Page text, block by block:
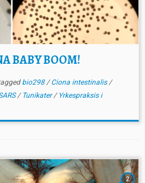
BABY BOOM!
bio298/Ciona intestinalis/
/ Tunikater/ Yrkespraksis i
2